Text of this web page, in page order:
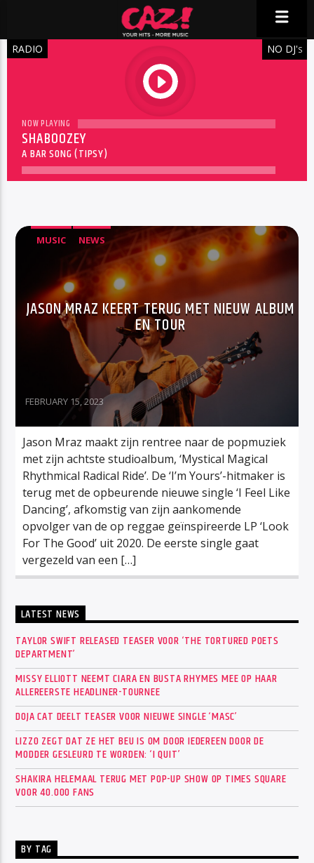
RADIO
play
NO DJ'S
NOW PLAYING
SHABOOZEY
A BAR SONG (TIPSY)
MUSIC NEWS
JASON MRAZ KEERT TERUG MET NIEUW ALBUM
EN TOUR
FEBRUARY 15, 2023
Jason Mraz maakt zijn rentree naar de popmuziek
met zijn achtste studioalbum, ‘Mystical Magical
Rhythmical Radical Ride’. De ‘I’m Yours’-hitmaker is
terug met de opbeurende nieuwe single ‘I Feel Like
Dancing’, afkomstig van zijn aankomende
opvolger van de op reggae geïnspireerde LP ‘Look
For The Good’ uit 2020. De eerste single gaat
vergezeld van een […]
LATEST NEWS
TAYLOR SWIFT RELEASED TEASER VOOR ‘THE TORTURED POETS
DEPARTMENT’
MISSY ELLIOTT NEEMT CIARA EN BUSTA RHYMES MEE OP HAAR
ALLEREERSTE HEADLINER-TOURNEE
DOJA CAT DEELT TEASER VOOR NIEUWE SINGLE ‘MASC’
LIZZO ZEGT DAT ZE HET BEU IS OM DOOR IEDEREEN DOOR DE
MODDER GESLEURD TE WORDEN: ‘I QUIT’
SHAKIRA HELEMAAL TERUG MET POP-UP SHOW OP TIMES SQUARE
VOOR 40.000 FANS
BY TAG